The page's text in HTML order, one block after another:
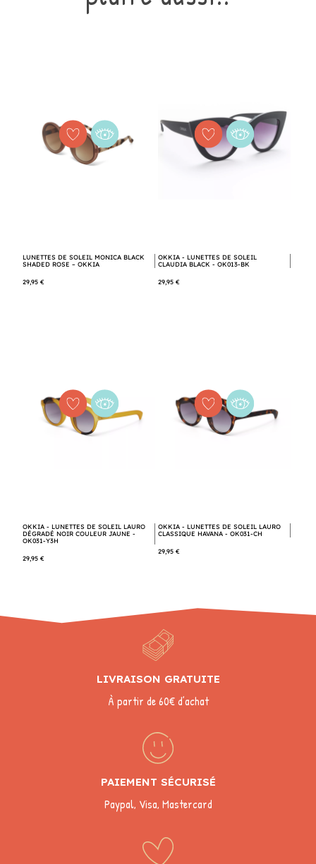
LUNETTES DE SOLEIL MONICA BLACK
SHADED ROSE – OKKIA
29,95 €
OKKIA - LUNETTES DE SOLEIL
CLAUDIA BLACK - OK013-BK
29,95 €
OKKIA - LUNETTES DE SOLEIL LAURO
DÉGRADÉ NOIR COULEUR JAUNE -
OK031-Y3H
29,95 €
OKKIA - LUNETTES DE SOLEIL LAURO
CLASSIQUE HAVANA - OK031-CH
29,95 €
LIVRAISON GRATUITE
À partir de 60€ d’achat
PAIEMENT SÉCURISÉ
Paypal, Visa, Mastercard